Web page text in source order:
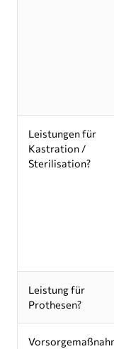
Leistungen für
Kastration /
Sterilisation?
Leistung für
Prothesen?